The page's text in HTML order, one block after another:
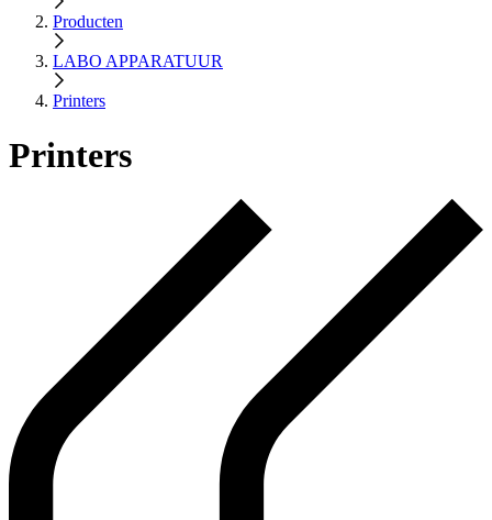
Producten
LABO APPARATUUR
Printers
Printers